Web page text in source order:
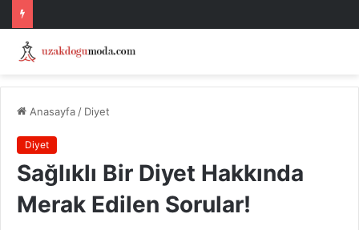
Anasayfa / Diyet
Diyet
Sağlıklı Bir Diyet Hakkında
Merak Edilen Sorular!